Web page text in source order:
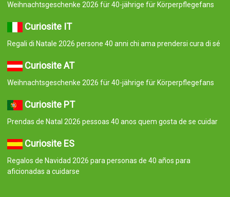
Weihnachtsgeschenke 2026 für 40-jährige für Körperpflegefans
Curiosite IT
Regali di Natale 2026 persone 40 anni chi ama prendersi cura di sé
Curiosite AT
Weihnachtsgeschenke 2026 für 40-jährige für Körperpflegefans
Curiosite PT
Prendas de Natal 2026 pessoas 40 anos quem gosta de se cuidar
Curiosite ES
Regalos de Navidad 2026 para personas de 40 años para
aficionadas a cuidarse